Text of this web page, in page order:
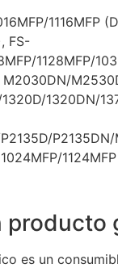
1116MFP
FS-
1128MFP/
M2030DN/
1320DN/
producto
es un